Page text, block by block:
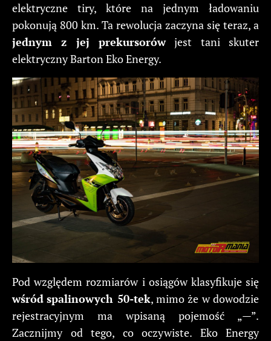
elektryczne tiry, które na jednym ładowaniu
pokonują 800 km. Ta rewolucja zaczyna się teraz, a
jednym z jej prekursorówjest tani skuter
elektryczny Barton Eko Energy.
Pod względem rozmiarów i osiągów klasyfikuje się
wśród spalinowych 50-tek, mimo że w dowodzie
rejestracyjnym ma wpisaną pojemość „—”.
Zacznijmy od tego, co oczywiste. Eko Energy